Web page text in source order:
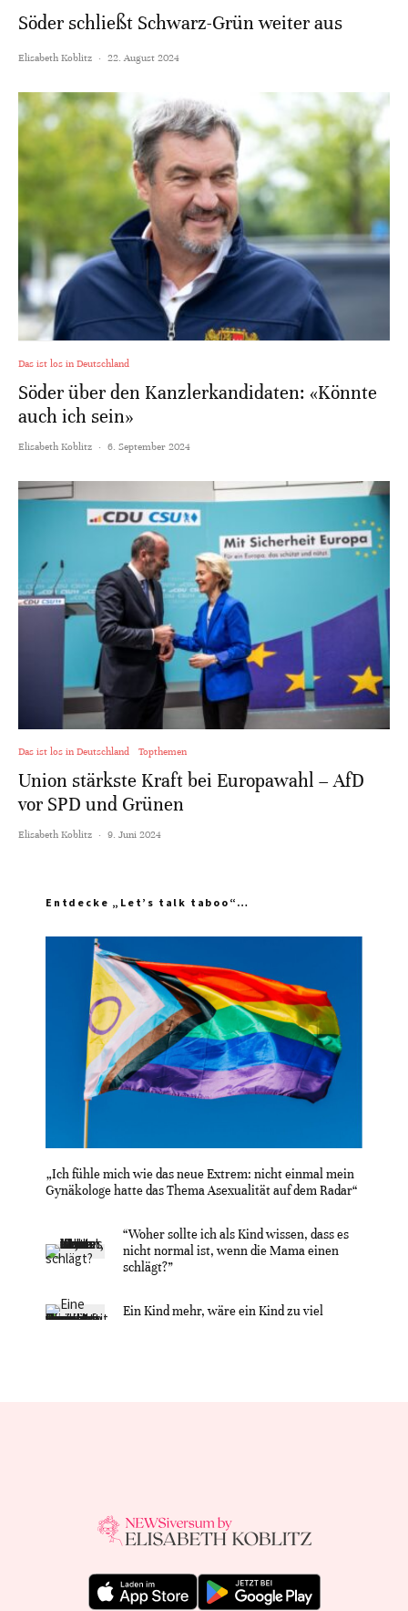
Söder schließt Schwarz-Grün weiter aus
Elisabeth Koblitz · 22. August 2024
Das ist los in Deutschland
Söder über den Kanzlerkandidaten: «Könnte
auch ich sein»
Elisabeth Koblitz · 6. September 2024
Das ist los in Deutschland Topthemen
Union stärkste Kraft bei Europawahl – AfD
vor SPD und Grünen
Elisabeth Koblitz · 9. Juni 2024
Entdecke „Let’s talk taboo“…
„Ich fühle mich wie das neue Extrem: nicht einmal mein
Gynäkologe hatte das Thema Asexualität auf dem Radar“
“Woher sollte ich als Kind wissen, dass es
nicht normal ist, wenn die Mama einen
schlägt?”
Ein Kind mehr, wäre ein Kind zu viel